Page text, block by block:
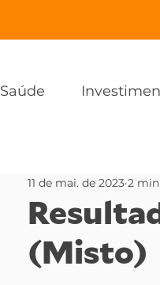
Saúde
(Misto)
11 de mai. de 2023 2